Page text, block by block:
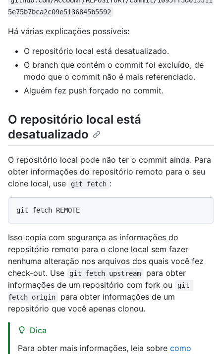
5e75b7bca2c09e5136845b5592
Há várias explicações possíveis:
O repositório local está desatualizado.
O branch que contém o commit foi excluído, de
modo que o commit não é mais referenciado.
Alguém fez push forçado no commit.
O repositório local está
desatualizado
O repositório local pode não ter o commit ainda. Para
obter informações do repositório remoto para o seu
clone local, use
git fetch :
Isso copia com segurança as informações do
repositório remoto para o clone local sem fazer
nenhuma alteração nos arquivos dos quais você fez
check-out. Use
git fetch upstream
para obter
informações de um repositório com fork ou
git
fetch origin
para obter informações de um
repositório que você apenas clonou.
Dica
Para obter mais informações, leia sobre como